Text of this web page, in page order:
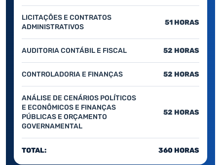
LICITAÇÕES E CONTRATOS
ADMINISTRATIVOS
51 HORAS
AUDITORIA CONTÁBIL E FISCAL 52 HORAS
CONTROLADORIA E FINANÇAS 52 HORAS
ANÁLISE DE CENÁRIOS POLÍTICOS
E ECONÔMICOS E FINANÇAS
PÚBLICAS E ORÇAMENTO
GOVERNAMENTAL
52 HORAS
TOTAL: 360 HORAS